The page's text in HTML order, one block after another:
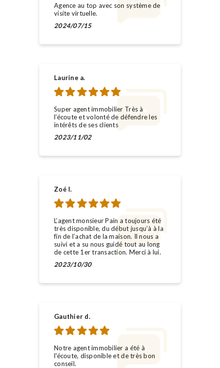
Agence au top avec son système de
visite virtuelle.
2024/07/15
Laurine a.
Super agent immobilier Très à
l’écoute et volonté de défendre les
intérêts de ses clients
2023/11/02
Zoé l.
L’agent monsieur Pain a toujours été
très disponible, du début jusqu’à à la
fin de l’achat de la maison. Il nous a
suivi et a su nous guidé tout au long
de cette 1er transaction. Merci à lui.
2023/10/30
Gauthier d.
Notre agent immobilier a été à
l'écoute, disponible et de très bon
conseil.